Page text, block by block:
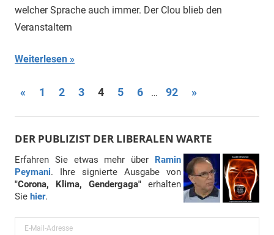
welcher Sprache auch immer. Der Clou blieb den
Veranstaltern
Weiterlesen
Beitragsnavigation
« Vorherige
1 2 3 4 5 6 … 92
Nächste
»
DER PUBLIZIST DER LIBERALEN WARTE
Erfahren Sie etwas mehr über Ramin
Peymani. Ihre signierte Ausgabe von
"Corona, Klima, Gendergaga" erhalten
Sie hier.